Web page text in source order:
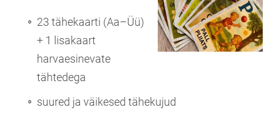
23 tähekaarti (Aa–Üü)
+ 1 lisakaart
harvaesinevate
tähtedega
suured ja väikesed tähekujud